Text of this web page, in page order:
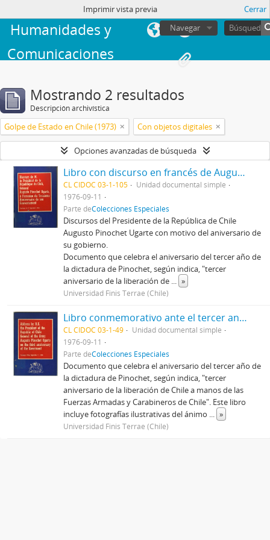
Facultad de
Humanidades y
Comunicaciones
sesión
Navegar
Imprimir vista previa Cerrar
Mostrando 2 resultados
Descripción archivística
Golpe de Estado en Chile (1973) Con objetos digitales
Opciones avanzadas de búsqueda
Libro con discurso en francés de Augusto Pinochet, con motivo de la conmemoración del tercer aniversario del Gobierno, titulado Discours de M. le Président de la République du Chilí, Général Augusto Pinochet Ugarte, à l'occasion du Troisième Anniversaire de son Gouvernement
CL CIDOC 03-1-105
Unidad documental simple
1976-09-11
Parte deColecciones Especiales
Discursos del Presidente de la República de Chile
Augusto Pinochet Ugarte con motivo del aniversario de
su gobierno.
Documento que celebra el aniversario del tercer año de
la dictadura de Pinochet, según indica, "tercer
aniversario de la liberación de ... »
Universidad Finis Terrae (Chile)
Libro conmemorativo ante el tercer aniversario del gobierno de Augusot Pinochet, titulado Adress by H.E. the President of the Republic of Chile General of the Army Augusto Pinochet Ugarte on the third anniversary oh the Goverment
CL CIDOC 03-1-49
Unidad documental simple
1976-09-11
Parte deColecciones Especiales
Documento que celebra el aniversario del tercer año de
la dictadura de Pinochet, según indica, "tercer
aniversario de la liberación de Chile a manos de las
Fuerzas Armadas y Carabineros de Chile". Este libro
incluye fotografías ilustrativas del ánimo ... »
Universidad Finis Terrae (Chile)